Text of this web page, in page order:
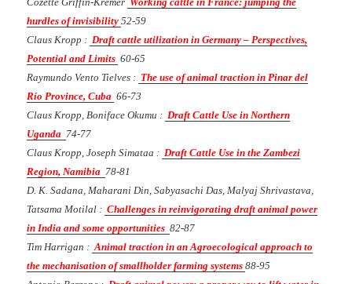
hurdles of invisibility52-59
Claus Kropp : Draft cattle utilization in Germany – Perspectives,
Potential and Limits 60-65
Raymundo Vento Tielves : The use of animal traction in Pinar del
Río Province, Cuba 66-73
Claus Kropp, Boniface Okumu : Draft Cattle Use in Northern
Uganda 74-77
Claus Kropp, Joseph Simataa : Draft Cattle Use in the Zambezi
Region, Namibia 78-81
D. K. Sadana, Maharani Din, Sabyasachi Das, Malyaj Shrivastava,
Tatsama Motilal : Challenges in reinvigorating draft animal power
in India and some opportunities 82-87
Tim Harrigan : Animal traction in an Agroecological approach to
the mechanisation of smallholder farming systems 88-95